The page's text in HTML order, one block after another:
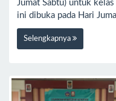
Jumat Sabtu) untuk
ini dibuka pada Hari
Selengkapnya